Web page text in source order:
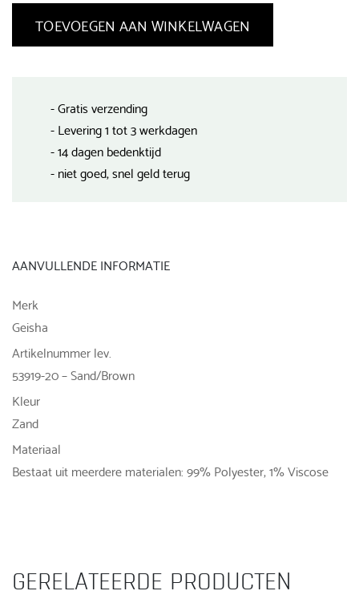
TOEVOEGEN AAN WINKELWAGEN
- Gratis verzending
- Levering 1 tot 3 werkdagen
- 14 dagen bedenktijd
- niet goed, snel geld terug
AANVULLENDE INFORMATIE
Merk
Geisha
Artikelnummer lev.
53919-20 – Sand/Brown
Kleur
Zand
Materiaal
Bestaat uit meerdere materialen: 99% Polyester, 1% Viscose
GERELATEERDE PRODUCTEN